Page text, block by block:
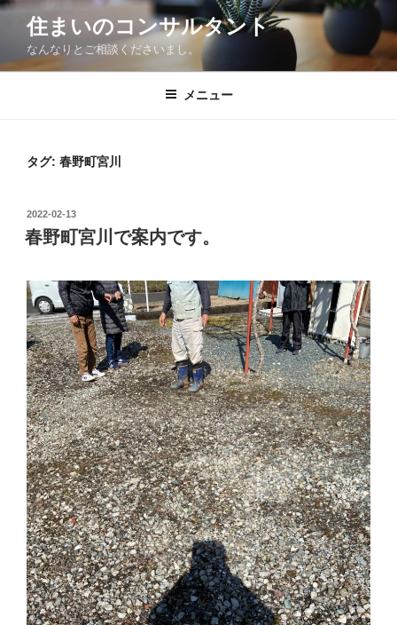
コ
ン
住まいのコンサルタント
なんなりとご相談くださいまし。
メニュー
タグ: 春野町宮川
投
稿
日:
2022-02-13
春野町宮川で案内です。